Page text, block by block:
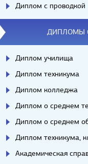
Диплом с проводкой
ДИПЛОМЫ
Диплом училища
Диплом техникума
Диплом колледжа
Диплом о среднем
Диплом о среднем
Диплом техникума,
Академическая